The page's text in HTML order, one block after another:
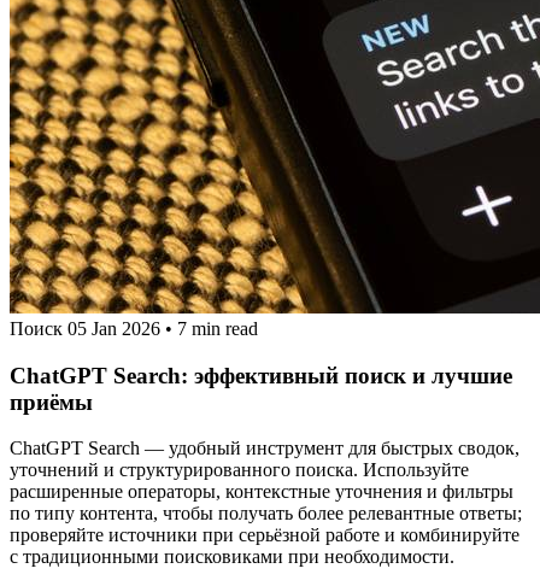
Поиск 05 Jan 2026 • 7 min read
ChatGPT Search: эффективный поиск и лучшие
приёмы
ChatGPT Search — удобный инструмент для быстрых сводок,
уточнений и структурированного поиска. Используйте
расширенные операторы, контекстные уточнения и фильтры
по типу контента, чтобы получать более релевантные ответы;
проверяйте источники при серьёзной работе и комбинируйте
с традиционными поисковиками при необходимости.